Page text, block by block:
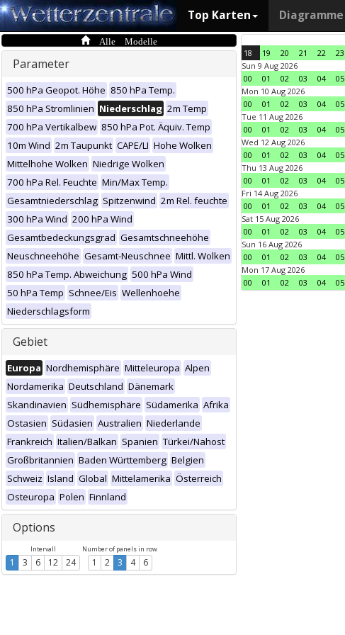
Top Karten Diagramme
Alle Modelle
Parameter
500 hPa Geopot. Höhe 850 hPa Temp.
850 hPa Stromlinien Niederschlag 2m Temp
700 hPa Vertikalbew 850 hPa Pot. Äquiv. Temp
10m Wind 2m Taupunkt CAPE/LI Hohe Wolken
Mittelhohe Wolken Niedrige Wolken
700 hPa Rel. Feuchte Min/Max Temp.
Gesamtniederschlag Spitzenwind 2m Rel. feuchte
300 hPa Wind 200 hPa Wind
Gesamtbedeckungsgrad Gesamtschneehöhe
Neuschneehöhe Gesamt-Neuschnee Mittl. Wolken
850 hPa Temp. Abweichung 500 hPa Wind
50 hPa Temp Schnee/Eis Wellenhoehe
Niederschlagsform
Gebiet
Europa Nordhemisphäre Mitteleuropa Alpen
Nordamerika Deutschland Dänemark
Skandinavien Südhemisphäre Südamerika Afrika
Ostasien Südasien Australien Niederlande
Frankreich Italien/Balkan Spanien Türkei/Nahost
Großbritannien Baden Württemberg Belgien
Schweiz Island Global Mittelamerika Österreich
Osteuropa Polen Finnland
Options
Intervall
1 3 6 12 24
Number of panels in row
1 2 3 4 6
18 19 20 21 22 23
Sun 9 Aug 2026
00
01 02 03 04 05
Mon 10 Aug 2026
00
01 02 03 04 05
Tue 11 Aug 2026
00
01 02 03 04 05
Wed 12 Aug 2026
00
01 02 03 04 05
Thu 13 Aug 2026
00
01 02 03 04 05
Fri 14 Aug 2026
00
01 02 03 04 05
Sat 15 Aug 2026
00
01 02 03 04 05
Sun 16 Aug 2026
00
01 02 03 04 05
Mon 17 Aug 2026
00
01 02 03 04 05